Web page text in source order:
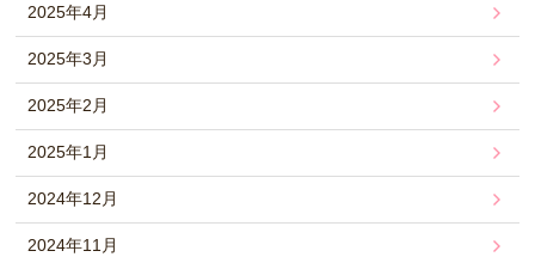
2025年4月
2025年3月
2025年2月
2025年1月
2024年12月
2024年11月